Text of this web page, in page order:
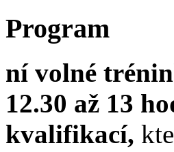
Program
ní volné
12.30 až 13
kvalifikací,